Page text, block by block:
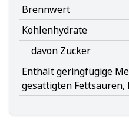
Brennwert
Kohlenhydrate
davon Zucker
Enthält geringfügige
gesättigten Fettsäuren,